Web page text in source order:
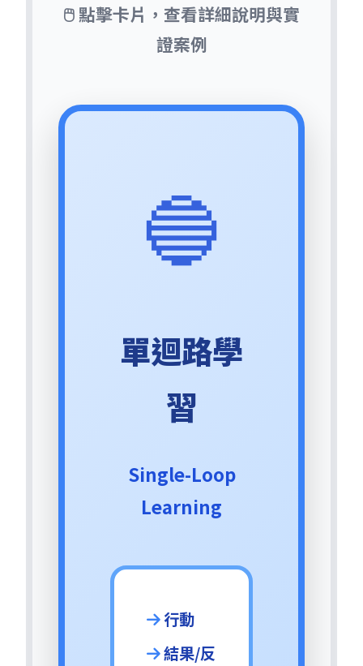
不僅調整行動，更會質疑並修
underlying assumptions、
來源：Argyris, C. (1991).
"Teaching Smart People How
to Learn". Harvard Business
🖱️ 點擊卡片，查看詳細說明與實
證案例
🔵
單迴路學
習
Single-Loop
Learning
行動
結果/反